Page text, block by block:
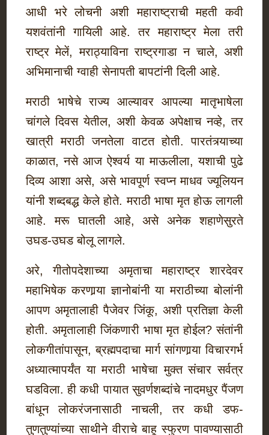
आधी भरे लोचनी अशी महाराष्ट्राची महती कवी
यशवंतांनी गायिली आहे. तर महाराष्ट्र मेला तरी
राष्ट्र मेलें, मराठ्याविना राष्ट्रगाडा न चाले, अशी
अभिमानाची ग्वाही सेनापती बापटांनी दिली आहे.
मराठी भाषेचे राज्य आल्यावर आपल्या मातृभाषेला
चांगले दिवस येतील, अशी केवळ अपेक्षाच नव्हे, तर
खात्री मराठी जनतेला वाटत होती. पारतंत्र्याच्या
काळात, नसे आज ऐश्वर्य या माऊलीला, यशाची पुढे
दिव्य आशा असे, असे भावपूर्ण स्वप्न माधव ज्यूलियन
यांनी शब्दबद्ध केले होते. मराठी भाषा मृत होऊ लागली
आहे. मरू घातली आहे, असे अनेक शहाणेसुरते
उघड-उघड बोलू लागले.
अरे, गीतोपदेशाच्या अमृताचा महाराष्ट्र शारदेवर
महाभिषेक करणार्‍या ज्ञानोबांनी या मराठीच्या बोलांनी
आपण अमृतालाही पैजेवर जिंकू, अशी प्रतिज्ञा केली
होती. अमृतालाही जिंकणारी भाषा मृत होईल? संतांनी
लोकगीतांपासून, ब्रह्मपदाचा मार्ग सांगणार्‍या विचारगर्भ
अध्यात्मापर्यंत या मराठी भाषेचा मुक्त संचार सर्वत्र
घडविला. ही कधी पायात सुवर्णशब्दांचे नादमधुर पैंजण
बांधून लोकरंजनासाठी नाचली, तर कधी डफ-
तुणतुण्यांच्या साथीने वीराचे बाहू स्फुरण पावण्यासाठी